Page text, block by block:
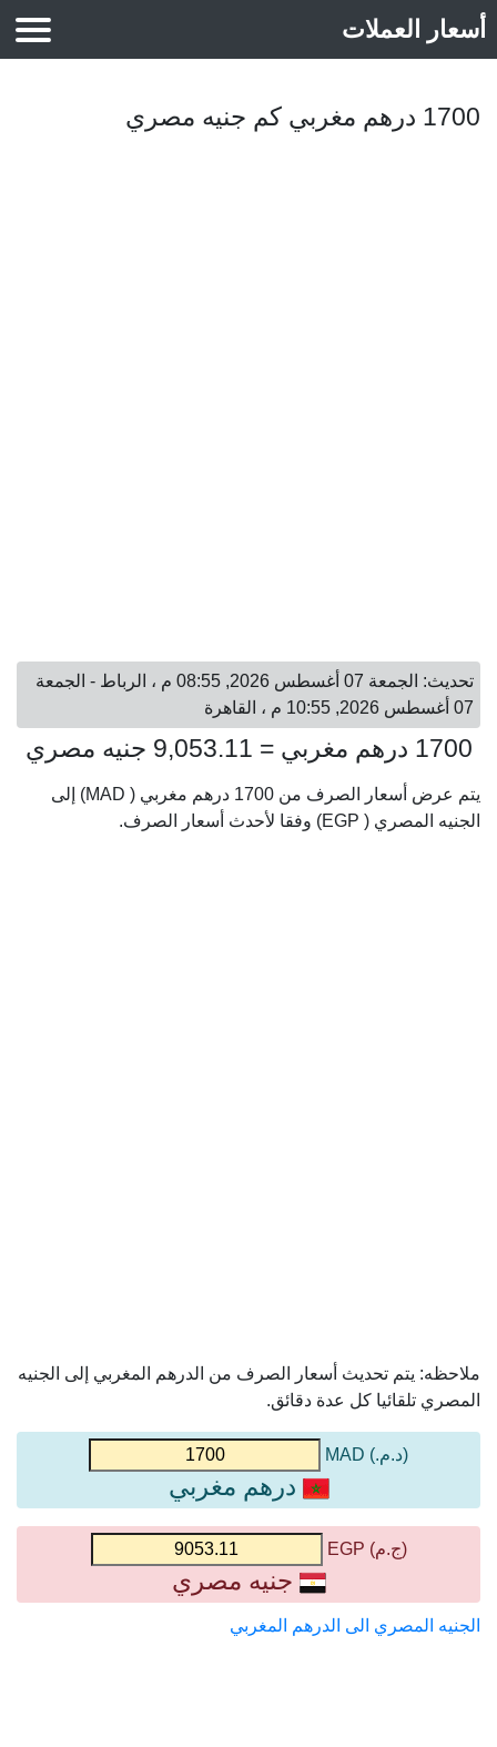
أسعار العملات
1700 درهم مغربي كم جنيه مصري
تحديث: الجمعة 07 أغسطس 2026, 08:55 م ، الرباط - الجمعة
07 أغسطس 2026, 10:55 م ، القاهرة
1700 درهم مغربي = 9,053.11 جنيه مصري
يتم عرض أسعار الصرف من 1700 درهم مغربي ( MAD) إلى
الجنيه المصري ( EGP) وفقا لأحدث أسعار الصرف.
ملاحظه: يتم تحديث أسعار الصرف من الدرهم المغربي إلى الجنيه
المصري تلقائيا كل عدة دقائق.
(د.م.) MAD
درهم مغربي
(ج.م) EGP
جنيه مصري
الجنيه المصري الى الدرهم المغربي